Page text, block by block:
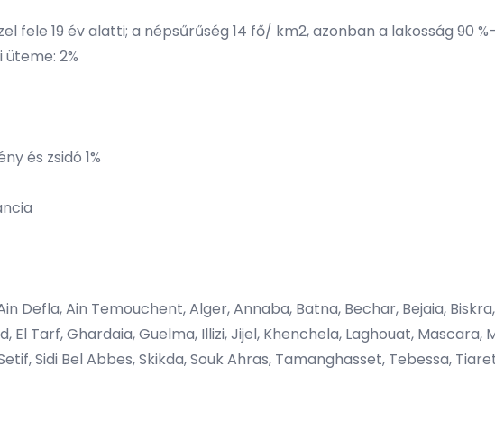
fele 19 év alatti; a népsűrűség 14 fő/ km2, azonban a lakosság 90
2%
és zsidó 1%
Defla, Ain Temouchent, Alger, Annaba, Batna, Bechar, Bejaia,
El Tarf, Ghardaia, Guelma, Illizi, Jijel, Khenchela, Laghouat, Mascara,
Sidi Bel Abbes, Skikda, Souk Ahras, Tamanghasset, Tebessa,